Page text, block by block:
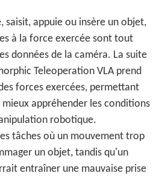
saisit, appuie ou insère un objet,
à la force exercée sont tout
données de la caméra. La suite
Teleoperation VLA prend
forces exercées, permettant
appréhender les conditions
robotique.
tâches où un mouvement trop
un objet, tandis qu'un
entraîner une mauvaise prise